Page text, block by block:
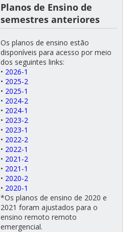
Planos de Ensino de
semestres anteriores
Os planos de ensino estão
disponíveis para acesso por meio
dos seguintes links:
• 2026-1
• 2025-2
• 2025-1
• 2024-2
• 2024-1
• 2023-2
• 2023-1
• 2022-2
• 2022-1
• 2021-2
• 2021-1
• 2020-2
• 2020-1
*Os planos de ensino de 2020 e
2021 foram ajustados para o
ensino remoto remoto
emergencial.